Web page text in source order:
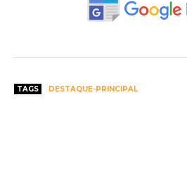
TAGS DESTAQUE-PRINCIPAL